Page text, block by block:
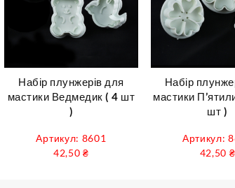
Набір плунжерів для
мастики Ведмедик ( 4 шт
)
Артикул: 8601
42,50₴
Набір
мастики
шт )
Артикул:
42,50 ₴